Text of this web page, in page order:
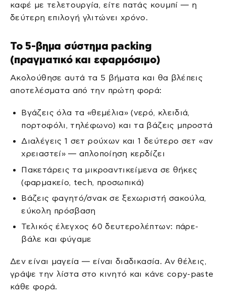
καφέ με τελετουργία, είτε πατάς κουμπί — η
δεύτερη επιλογή γλιτώνει χρόνο.
Το 5-βημα σύστημα packing
(πραγματικό και εφαρμόσιμο)
Ακολούθησε αυτά τα 5 βήματα και θα βλέπεις
αποτελέσματα από την πρώτη φορά:
Βγάζεις όλα τα «θεμέλια» (νερό, κλειδιά,
πορτοφόλι, τηλέφωνο) και τα βάζεις μπροστά
Διαλέγεις 1 σετ ρούχων και 1 δεύτερο σετ «αν
χρειαστεί» — απλοποίηση κερδίζει
Πακετάρεις τα μικροαντικείμενα σε θήκες
(φαρμακείο, tech, προσωπικά)
Βάζεις φαγητό/σνακ σε ξεχωριστή σακούλα,
εύκολη πρόσβαση
Τελικός έλεγχος 60 δευτερολέπτων: πάρε-
βάλε και φύγαμε
Δεν είναι μαγεία — είναι διαδικασία. Αν θέλεις,
γράψε την λίστα στο κινητό και κάνε copy-paste
κάθε φορά.